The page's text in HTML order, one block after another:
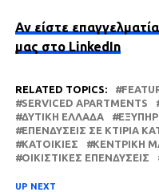
Αν είστε
μας στο LinkedIn
RELATED TOPICS:
SERVICED APARTMENTS
ΔΥΤΙΚΗ ΕΛΛΑΔΑ
ΕΠΕΝΔΎΣΕΙΣ ΣΕ ΚΤΊΡΙΑ
ΚΑΤΟΙΚΊΕΣ
ΚΕΝΤΡΙΚΉ
ΟΙΚΙΣΤΙΚΈΣ ΕΠΕΝΔΎΣΕΙΣ
UP NEXT